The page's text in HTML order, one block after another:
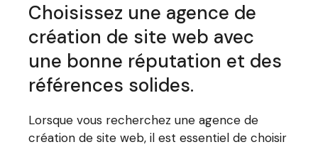
Choisissez une agence de
création de site web avec
une bonne réputation et des
références solides.
Lorsque vous recherchez une agence de
création de site web, il est essentiel de choisir